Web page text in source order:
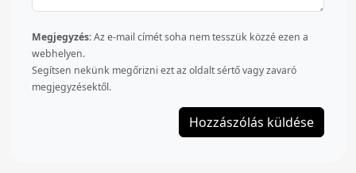
Megjegyzés:Az e-mail címét soha nem tesszük közzé ezen a
webhelyen.
Segítsen nekünk megőrizni ezt az oldalt sértő vagy zavaró
megjegyzésektől.